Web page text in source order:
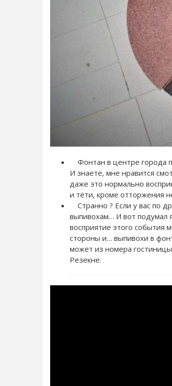
Фонтан в центре города
И знаете, мне нравится
даже это нормально
и тёти, кроме отторжения
Странно ? Если у вас по
выпивохам… И вот подумал
восприятие этого события
стороны и… выпивохи в
может из номера
Резекне.